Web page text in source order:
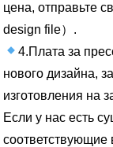
цена, отправьте
design file）.
4.Плата за
нового дизайна,
изготовления на
Если у нас есть